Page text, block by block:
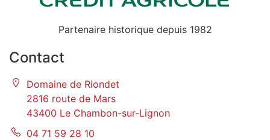
Partenaire historique depuis 1982
Contact
Domaine de Riondet
2816 route de Mars
43400 Le Chambon-sur-Lignon
04 71 59 28 10